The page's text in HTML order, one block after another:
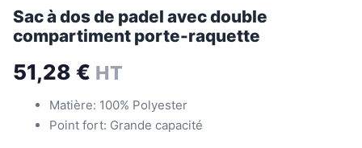
Sac à dos de padel avec double
compartiment porte-raquette
51,28 € HT
Matière: 100% Polyester
Point fort: Grande capacité